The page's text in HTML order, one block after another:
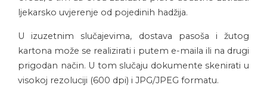
ljekarsko uvjerenje od pojedinih hadžija.
U izuzetnim slučajevima, dostava pasoša i žutog
kartona može se realizirati i putem e-maila ili na drugi
prigodan način. U tom slučaju dokumente skenirati u
visokoj rezoluciji (600 dpi) i JPG/JPEG formatu.